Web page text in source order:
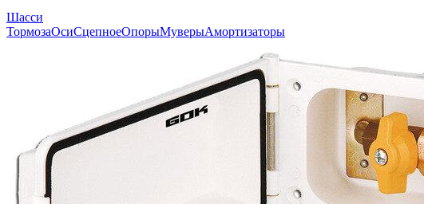
Шасси
ТормозаОсиСцепноеОпорыМуверыАмортизаторы